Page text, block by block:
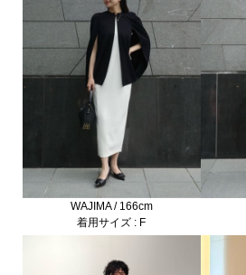
WAJIMA / 166cm
着用サイズ : F